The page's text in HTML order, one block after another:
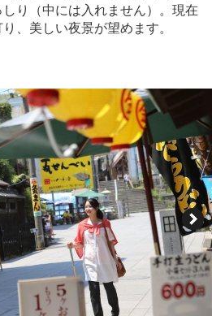
り（中には入れません）。現在
、美しい夜景が望めます。